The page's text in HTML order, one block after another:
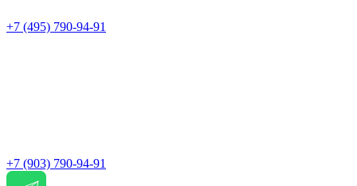
+7 (495) 790-94-91
+7 (903) 790-94-91